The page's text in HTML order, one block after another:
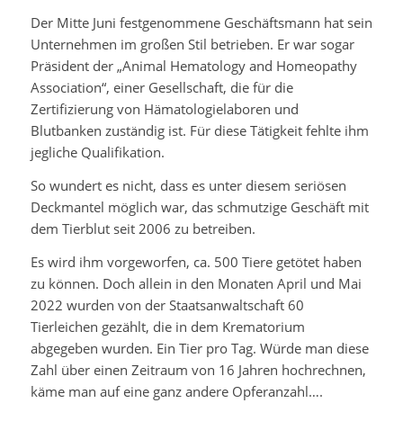
Der Mitte Juni festgenommene Geschäftsmann hat sein
Unternehmen im großen Stil betrieben. Er war sogar
Präsident der „Animal Hematology and Homeopathy
Association“, einer Gesellschaft, die für die
Zertifizierung von Hämatologielaboren und
Blutbanken zuständig ist. Für diese Tätigkeit fehlte ihm
jegliche Qualifikation.
So wundert es nicht, dass es unter diesem seriösen
Deckmantel möglich war, das schmutzige Geschäft mit
dem Tierblut seit 2006 zu betreiben.
Es wird ihm vorgeworfen, ca. 500 Tiere getötet haben
zu können. Doch allein in den Monaten April und Mai
2022 wurden von der Staatsanwaltschaft 60
Tierleichen gezählt, die in dem Krematorium
abgegeben wurden. Ein Tier pro Tag. Würde man diese
Zahl über einen Zeitraum von 16 Jahren hochrechnen,
käme man auf eine ganz andere Opferanzahl….